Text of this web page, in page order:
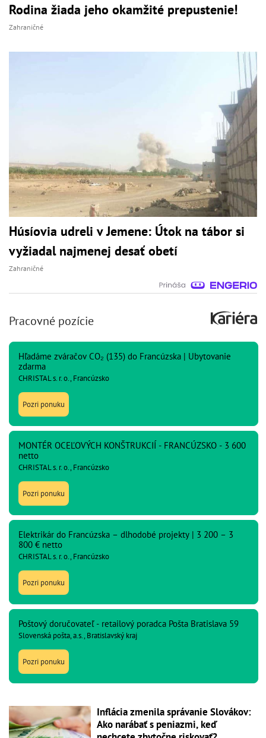
Rodina žiada jeho okamžité prepustenie!
Zahraničné
Húsíovia udreli v Jemene: Útok na tábor si
vyžiadal najmenej desať obetí
Zahraničné
Pracovné pozície
Hľadáme zváračov CO₂ (135) do Francúzska | Ubytovanie
zdarma
CHRISTAL s. r. o., Francúzsko
Pozri ponuku
MONTÉR OCEĽOVÝCH KONŠTRUKCIÍ - FRANCÚZSKO - 3 600
netto
CHRISTAL s. r. o., Francúzsko
Pozri ponuku
Elektrikár do Francúzska – dlhodobé projekty | 3 200 – 3
800 € netto
CHRISTAL s. r. o., Francúzsko
Pozri ponuku
Poštový doručovateľ - retailový poradca Pošta Bratislava 59
Slovenská pošta, a.s., Bratislavský kraj
Pozri ponuku
Inflácia zmenila správanie Slovákov:
Ako narábať s peniazmi, keď